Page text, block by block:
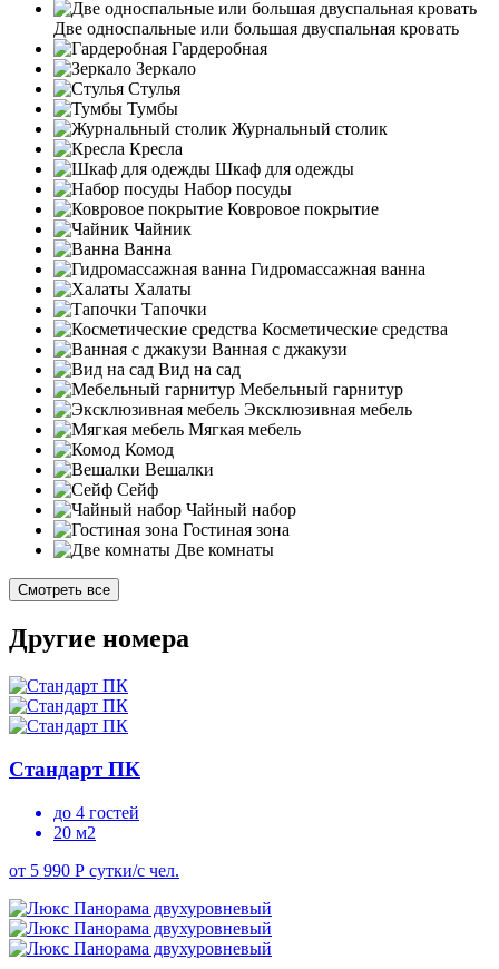
Две односпальные или большая двуспальная кровать
Гардеробная
Зеркало
Стулья
Тумбы
Журнальный столик
Кресла
Шкаф для одежды
Набор посуды
Ковровое покрытие
Чайник
Ванна
Гидромассажная ванна
Халаты
Тапочки
Косметические средства
Ванная с джакузи
Вид на сад
Мебельный гарнитур
Эксклюзивная мебель
Мягкая мебель
Комод
Вешалки
Сейф
Чайный набор
Гостиная зона
Две комнаты
Смотреть все
Другие номера
Стандарт ПК
до 4 гостей
20 м2
от 5 990 Р сутки/с чел.